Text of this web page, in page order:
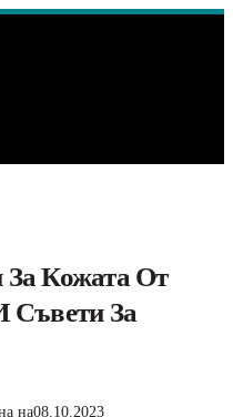
За Кожата От
Съвети За
на08.10.2023